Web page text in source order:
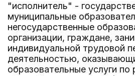
"исполнитель" -
муниципальные
негосударственные
организации, граждане,
индивидуальной трудовой
деятельностью,
образовательные услуги по